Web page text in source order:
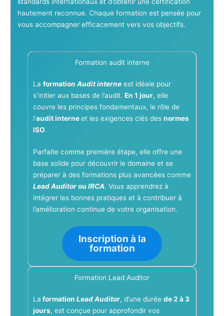
hautement reconnue. Chaque formation est pensée pour
vous accompagner efficacement vers vos objectifs.
Formation audit interne
La formation Audit interneest idéale pour
s’initier aux bases de l’audit. En 1 jour, elle
couvre les principes fondamentaux, le rôle de
l’audit interneet les exigences clés des normes
ISO.
Parfaite comme première étape, elle offre une
base solide pour découvrir le domaine et se
préparer à des formations plus avancées comme
Lead Auditorou IRCA. Vous apprendrez à
intégrer les bonnes pratiques et à contribuer à
l’amélioration continue de votre organisation.
Inscription à la
formation
Formation Lead Auditor
La formation Lead Auditor, d’une durée de 2 à 3
jours, est conçue pour approfondir vos